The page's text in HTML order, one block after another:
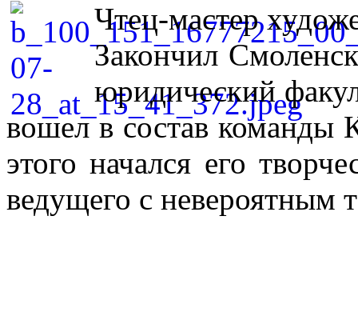
Чтец-мастер
Закончил
юридический
вошел в состав
этого начался его
ведущего с невероятным